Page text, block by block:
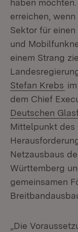
haben
erreichen,
Sektor für
und
einem Strang
Stefan Krebs
dem Chief
Deutschen
Mittelpunkt des
Netzausbaus
Württemberg
gemeinsamen
„Die